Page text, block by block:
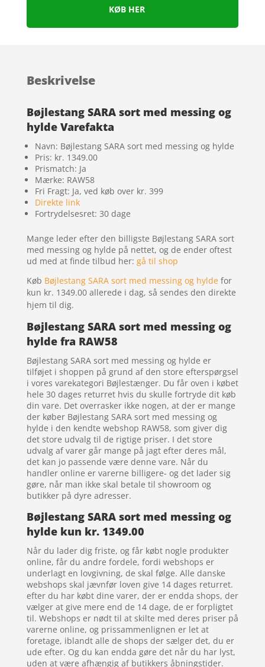
KØB HER
Beskrivelse
Bøjlestang SARA sort med messing og
hylde Varefakta
Navn: Bøjlestang SARA sort med messing og hylde
Pris: kr. 1349.00
Prismatch: Ja
Mærke: RAW58
Fri Fragt: Ja, ved køb over kr. 399
Direkte link
Fortrydelsesret: 30 dage
Mange leder efter den billigste Bøjlestang SARA sort
med messing og hylde på nettet, og de ender oftest
ud med at finde tilbud her: gå til shop
Køb Bøjlestang SARA sort med messing og hyldefor
kun kr. 1349.00 allerede i dag, så sendes den direkte
hjem til dig.
Bøjlestang SARA sort med messing og
hylde fra RAW58
Bøjlestang SARA sort med messing og hylde er
tilføjet i shoppen på grund af den store efterspørgsel
i vores varekategori Bøjlestænger. Du får oven i købet
hele 30 dages returret hvis du skulle fortryde dit køb
din vare. Det overrasker ikke nogen, at der er mange
der køber Bøjlestang SARA sort med messing og
hylde i den kendte webshop RAW58, som giver dig
det store udvalg til de rigtige priser. I det store
udvalg af varer går mange på jagt efter deres mål,
det kan jo passende være denne vare. Når du
handler online er varerne billigere- og det lader sig
gøre, når man ikke skal betale til showroom og
butikker på dyre adresser.
Bøjlestang SARA sort med messing og
hylde kun kr. 1349.00
Når du lader dig friste, og får købt nogle produkter
online, får du andre fordele, fordi webshops er
underlagt en lovgivning, de skal følge. Alle danske
webshops skal jævnfør loven give 14 dages returret.
efter du har købt dine varer, der er endda shops, der
vælger at give mere end de 14 dage, de er forpligtet
til. Webshops er nødt til at skilte med deres priser på
varerne online, og prissammenlignen er let at
foretage, iblandt alle de shops der sælger det, du er
ude efter. Og du kan endda gøre det når du har lyst,
uden at være afhængig af butikkers åbningstider.